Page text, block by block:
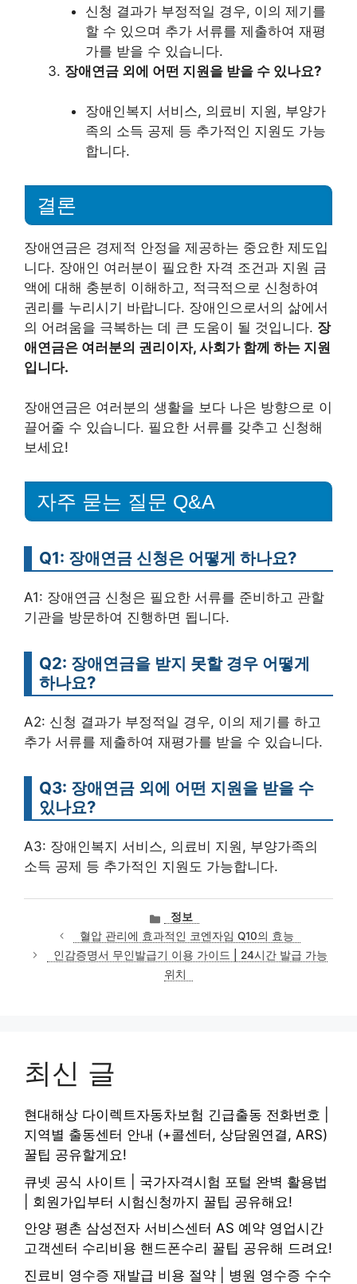
신청 결과가 부정적일 경우, 이의 제기를
할 수 있으며 추가 서류를 제출하여 재평
가를 받을 수 있습니다.
장애연금 외에 어떤 지원을 받을 수 있나요?
장애인복지 서비스, 의료비 지원, 부양가
족의 소득 공제 등 추가적인 지원도 가능
합니다.
결론
장애연금은 경제적 안정을 제공하는 중요한 제도입
니다. 장애인 여러분이 필요한 자격 조건과 지원 금
액에 대해 충분히 이해하고, 적극적으로 신청하여
권리를 누리시기 바랍니다. 장애인으로서의 삶에서
의 어려움을 극복하는 데 큰 도움이 될 것입니다. 장
애연금은 여러분의 권리이자, 사회가 함께 하는 지원
입니다.
장애연금은 여러분의 생활을 보다 나은 방향으로 이
끌어줄 수 있습니다. 필요한 서류를 갖추고 신청해
보세요!
자주 묻는 질문 Q&A
Q1: 장애연금 신청은 어떻게 하나요?
A1: 장애연금 신청은 필요한 서류를 준비하고 관할
기관을 방문하여 진행하면 됩니다.
Q2: 장애연금을 받지 못할 경우 어떻게
하나요?
A2: 신청 결과가 부정적일 경우, 이의 제기를 하고
추가 서류를 제출하여 재평가를 받을 수 있습니다.
Q3: 장애연금 외에 어떤 지원을 받을 수
있나요?
A3: 장애인복지 서비스, 의료비 지원, 부양가족의
소득 공제 등 추가적인 지원도 가능합니다.
카
테
고
리
정보
혈압 관리에 효과적인 코엔자임 Q10의 효능
인감증명서 무인발급기 이용 가이드 | 24시간 발급 가능
위치
최신 글
현대해상 다이렉트자동차보험 긴급출동 전화번호 |
지역별 출동센터 안내 (+콜센터, 상담원연결, ARS)
꿀팁 공유할게요!
큐넷 공식 사이트 | 국가자격시험 포털 완벽 활용법
| 회원가입부터 시험신청까지 꿀팁 공유해요!
안양 평촌 삼성전자 서비스센터 AS 예약 영업시간
고객센터 수리비용 핸드폰수리 꿀팁 공유해 드려요!
진료비 영수증 재발급 비용 절약 | 병원 영수증 수수